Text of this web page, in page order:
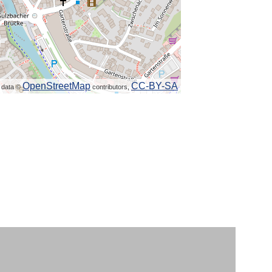
data ©OpenStreetMapcontributors,CC-BY-SA